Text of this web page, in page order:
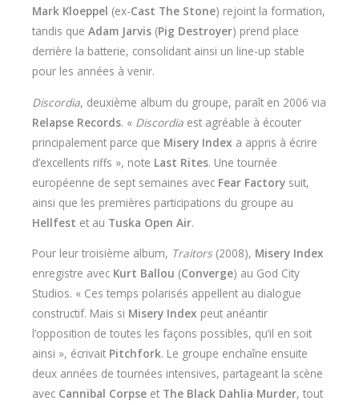
Mark Kloeppel (ex-Cast The Stone) rejoint la formation,
tandis que Adam Jarvis (Pig Destroyer) prend place
derrière la batterie, consolidant ainsi un line-up stable
pour les années à venir.
Discordia, deuxième album du groupe, paraît en 2006 via
Relapse Records. « Discordia est agréable à écouter
principalement parce que Misery Index a appris à écrire
d’excellents riffs », note Last Rites. Une tournée
européenne de sept semaines avec Fear Factory suit,
ainsi que les premières participations du groupe au
Hellfest et au Tuska Open Air.
Pour leur troisième album, Traitors(2008), Misery Index
enregistre avec Kurt Ballou (Converge) au God City
Studios. « Ces temps polarisés appellent au dialogue
constructif. Mais si Misery Index peut anéantir
l’opposition de toutes les façons possibles, qu’il en soit
ainsi », écrivait Pitchfork. Le groupe enchaîne ensuite
deux années de tournées intensives, partageant la scène
avec Cannibal Corpse et The Black Dahlia Murder, tout